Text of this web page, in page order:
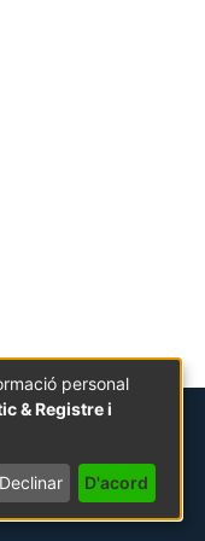
personal
& Registre i
Declinar D'acord